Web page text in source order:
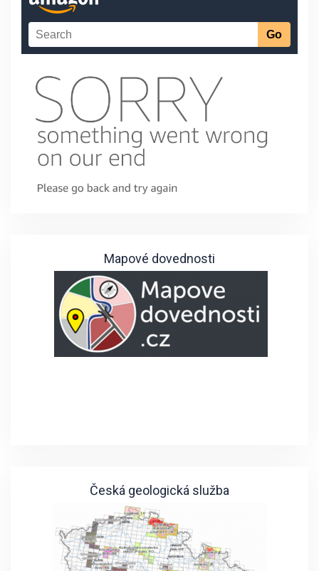
Mapové dovednosti
Česká geologická služba